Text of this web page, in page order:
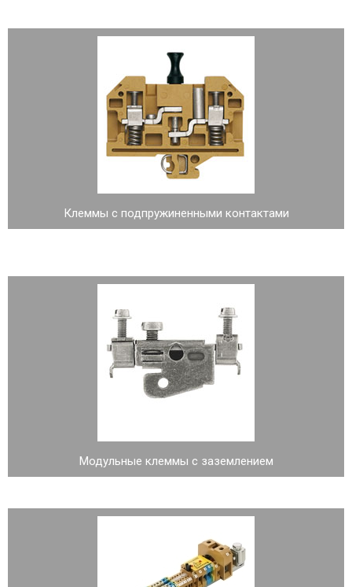
Клеммы с подпружиненными контактами
Модульные клеммы с заземлением